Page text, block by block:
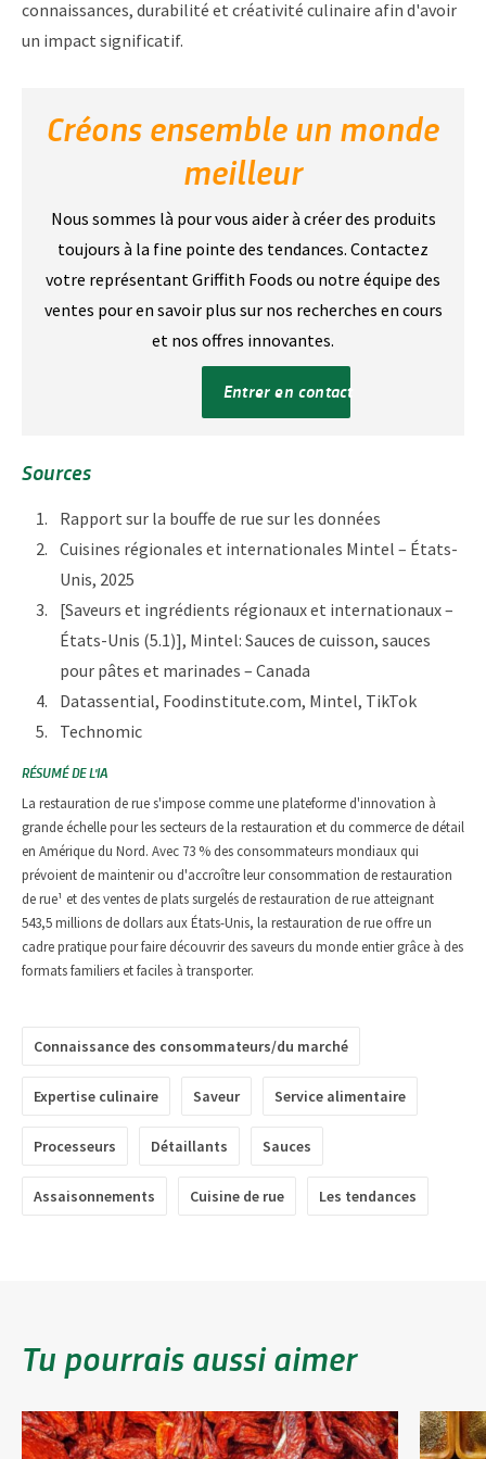
connaissances, durabilité et créativité culinaire afin d'avoir
un impact significatif.
Créons ensemble un monde
meilleur
Nous sommes là pour vous aider à créer des produits
toujours à la fine pointe des tendances. Contactez
votre représentant Griffith Foods ou notre équipe des
ventes pour en savoir plus sur nos recherches en cours
et nos offres innovantes.
Entrer en contact
Sources
Rapport sur la bouffe de rue sur les données
Cuisines régionales et internationales Mintel – États-
Unis, 2025
[Saveurs et ingrédients régionaux et internationaux –
États-Unis (5.1)], Mintel: Sauces de cuisson, sauces
pour pâtes et marinades – Canada
Datassential, Foodinstitute.com, Mintel, TikTok
Technomic
RÉSUMÉ DE L'IA
La restauration de rue s'impose comme une plateforme d'innovation à
grande échelle pour les secteurs de la restauration et du commerce de détail
en Amérique du Nord. Avec 73 % des consommateurs mondiaux qui
prévoient de maintenir ou d'accroître leur consommation de restauration
de rue¹ et des ventes de plats surgelés de restauration de rue atteignant
543,5 millions de dollars aux États-Unis, la restauration de rue offre un
cadre pratique pour faire découvrir des saveurs du monde entier grâce à des
formats familiers et faciles à transporter.
Connaissance des consommateurs/du marché
Expertise culinaire Saveur Service alimentaire
Processeurs Détaillants Sauces
Assaisonnements Cuisine de rue Les tendances
Tu pourrais aussi aimer